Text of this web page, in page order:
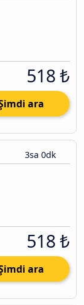
518 ₺
ara
3sa 0dk
518 ₺
ara